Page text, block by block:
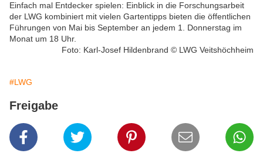
Einfach mal Entdecker spielen: Einblick in die Forschungsarbeit
der LWG kombiniert mit vielen Gartentipps bieten die öffentlichen
Führungen von Mai bis September an jedem 1. Donnerstag im
Monat um 18 Uhr.
Foto: Karl-Josef Hildenbrand © LWG Veitshöchheim
#LWG
Freigabe